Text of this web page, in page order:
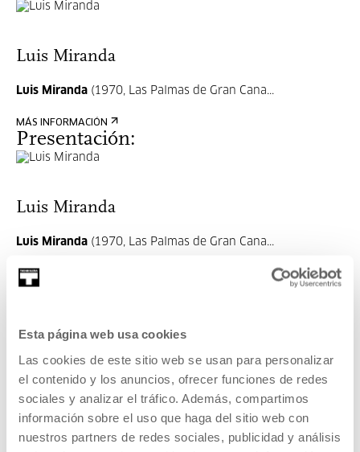
Esta página web usa cookies
Las cookies de este sitio web se usan para personalizar
el contenido y los anuncios, ofrecer funciones de redes
sociales y analizar el tráfico. Además, compartimos
información sobre el uso que haga del sitio web con
nuestros partners de redes sociales, publicidad y análisis
Luis Miranda
Luis Miranda (1970, Las Palmas de Gran Cana...
MÁS INFORMACIÓN
Presentación:
Luis Miranda
Luis Miranda (1970, Las Palmas de Gran Cana...
MÁS INFORMACIÓN
Pertenece a Ciclo:: Vive le
cinéma!
Ciclo de proyecciones relacionadas con la exposición
le cinéma!